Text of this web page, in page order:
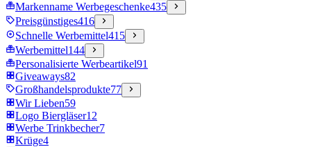
Markenname Werbegeschenke435
Preisgünstiges416
Schnelle Werbemittel415
Werbemittel144
Personalisierte Werbeartikel91
Giveaways82
Großhandelsprodukte77
Wir Lieben59
Logo Biergläser12
Werbe Trinkbecher7
Krüge4